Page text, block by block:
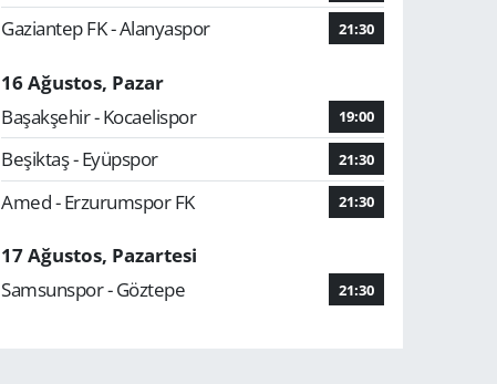
Gaziantep FK - Alanyaspor 21:30
16 Ağustos, Pazar
Başakşehir - Kocaelispor
19:00
Beşiktaş - Eyüpspor 21:30
Amed - Erzurumspor FK 21:30
17 Ağustos, Pazartesi
Samsunspor - Göztepe
21:30